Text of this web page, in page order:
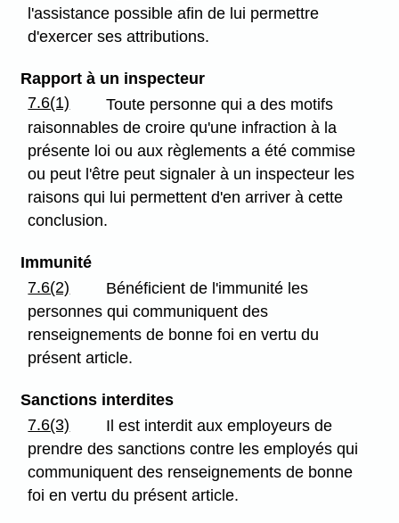
l'assistance possible afin de lui permettre
d'exercer ses attributions.
Rapport à un inspecteur
7.6(1)
Toute personne qui a des motifs
raisonnables de croire qu'une infraction à la
présente loi ou aux règlements a été commise
ou peut l'être peut signaler à un inspecteur les
raisons qui lui permettent d'en arriver à cette
conclusion.
Immunité
7.6(2)
Bénéficient de l'immunité les
personnes qui communiquent des
renseignements de bonne foi en vertu du
présent article.
Sanctions interdites
7.6(3)
Il est interdit aux employeurs de
prendre des sanctions contre les employés qui
communiquent des renseignements de bonne
foi en vertu du présent article.